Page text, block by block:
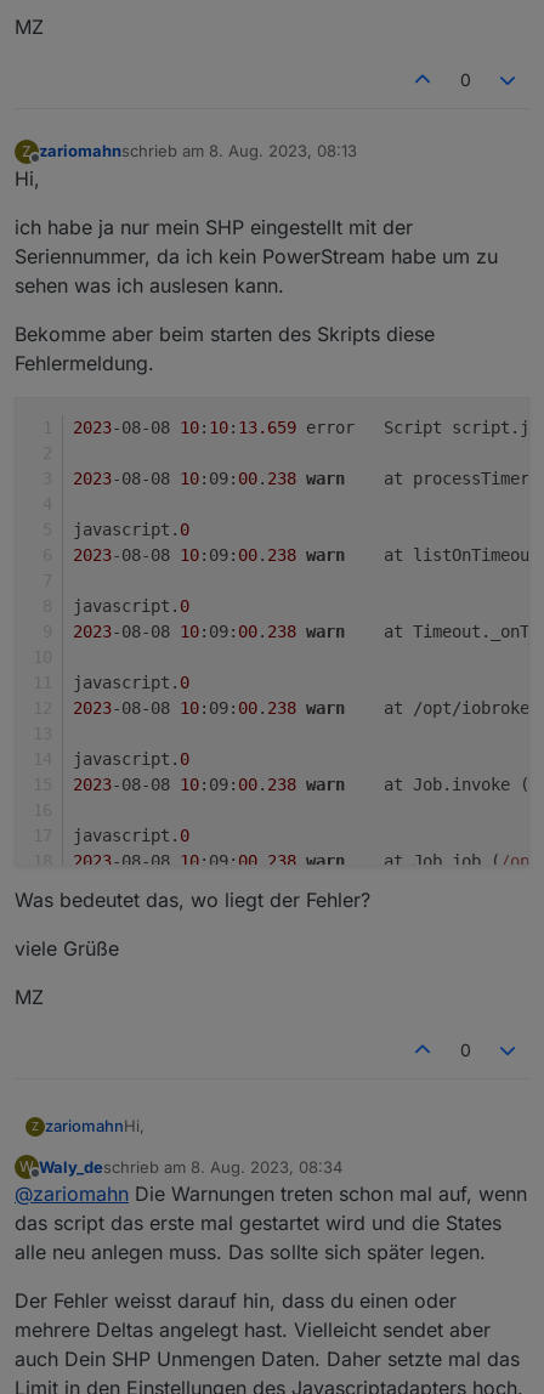
MZ
0
Z zariomahnschrieb am 8. Aug. 2023, 08:13
zuletzt editiert von
Hi,
ich habe ja nur mein SHP eingestellt mit der
Seriennummer, da ich kein PowerStream habe um zu
sehen was ich auslesen kann.
Bekomme aber beim starten des Skripts diese
Fehlermeldung.
2023-08-08 10: 10: 13.659
error	Script
2023-08-08 10:09: 00. 238 warn
at
javascript. 0
2023-08-08 10:09: 00. 238 warn
at
javascript. 0
2023-08-08 10:09: 00. 238 warn
at
javascript. 0
2023-08-08 10:09: 00. 238 warn
at /opt/
javascript. 0
2023-08-08 10:09: 00. 238 warn
	at Job.invoke (
javascript. 0
2023-08-08 10:09: 00 238 warn
	at Job.job (
/
javascript.0
2023
Was bedeutet das, wo liegt der Fehler?
viele Grüße
MZ
0
Z zariomahnHi,
ich habe ja nur mein SHP eingestellt mit der
Seriennummer, da ich kein PowerStream habe um
zu sehen was ich auslesen kann.
Bekomme aber beim starten des Skripts diese
Fehlermeldung.
2023-08-08 10:10:13.659	error	Script
2023-08-08 10:09:00.238	warn	at
javascript.0
2023-08-08 10:09:00.238	warn	at
Was bedeutet das, wo liegt der Fehler?
viele Grüße
W
Offline
Waly_deschrieb am 8. Aug. 2023, 08:34
zuletzt editiert von
@zariomahn Die Warnungen treten schon mal auf, wenn
das script das erste mal gestartet wird und die States
alle neu anlegen muss. Das sollte sich später legen.
Der Fehler weisst darauf hin, dass du einen oder
mehrere Deltas angelegt hast. Vielleicht sendet aber
auch Dein SHP Unmengen Daten. Daher setzte mal das
Limit in den Einstellungen des Javascriptadapters hoch.